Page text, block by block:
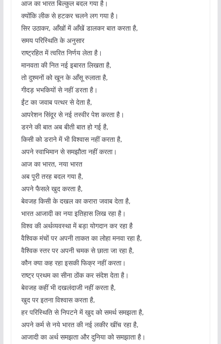
आज का भारत बिल्कुल बदल गया है।
क्योंकि लीक से हटकर चलने लग गया है।
सिर उठाकर, आँखों में आँखें डालकर बात करता है,
समय परिस्थिति के अनुसार
राष्ट्रहित में त्वरित निर्णय लेता है।
मानवता की नित नई इबारत लिखता है,
तो दुश्मनों को खून के आँसू रुलाता है,
गीदड़ भभकियों से नहीं डरता है।
ईंट का जवाब पत्थर से देता है,
आपरेशन सिंदूर से नई तस्वीर पेश करता है।
डरने की बात अब बीती बात हो गई है,
किसी को डराने में भी विश्वास नहीं करता है,
अपने स्वाभिमान से समझौता नहीं करता।
आज का भारत, नया भारत
अब पूरी तरह बदल गया है,
अपने फैसले खुद करता है,
बेवजह किसी के दखल का करारा जवाब देता है,
भारत आजादी का नया इतिहास लिख रहा है।
विश्व की अर्थव्यवस्था में बड़ा योगदान कर रहा है
वैश्विक मंचों पर अपनी ताकत का लोहा मनवा रहा है,
वैश्विक स्तर पर अपनी चमक से छाता जा रहा है,
कौन क्या कह रहा इसकी फिक्र नहीं करता।
राष्ट्र प्रथम का सीना ठोंक कर संदेश देता है।
बेवजह कहीं भी दखलंदाजी नहीं करता है,
खुद पर इतना विश्वास करता है,
हर परिस्थिति से निपटने में खुद को समर्थ समझता है,
अपने कर्म से नये भारत की नई लकीर खींच रहा है,
आजादी का अर्थ समझता और दुनिया को समझाता है।